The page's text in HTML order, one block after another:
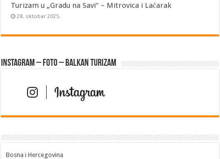
Turizam u „Gradu na Savi“ – Mitrovica i Laćarak
28. oktobar 2025.
Instagram – FOTO – Balkan turizam
Bosna i Hercegovina